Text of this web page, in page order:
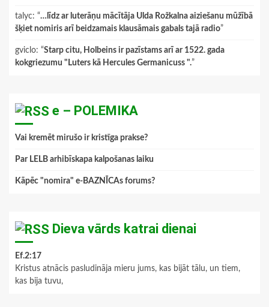
talyc: “…līdz ar luterāņu mācītāja Ulda Rožkalna aiziešanu mūžībā
šķiet nomiris arī beidzamais klausāmais gabals tajā radio”
gviclo: “Starp citu, Holbeins ir pazīstams arī ar 1522. gada
kokgriezumu "Luters kā Hercules Germanicuss ".”
e – POLEMIKA
Vai kremēt mirušo ir kristīga prakse?
Par LELB arhibīskapa kalpošanas laiku
Kāpēc "nomira" e-BAZNĪCAs forums?
Dieva vārds katrai dienai
Ef.2:17
Kristus atnācis pasludināja mieru jums, kas bijāt tālu, un tiem,
kas bija tuvu,